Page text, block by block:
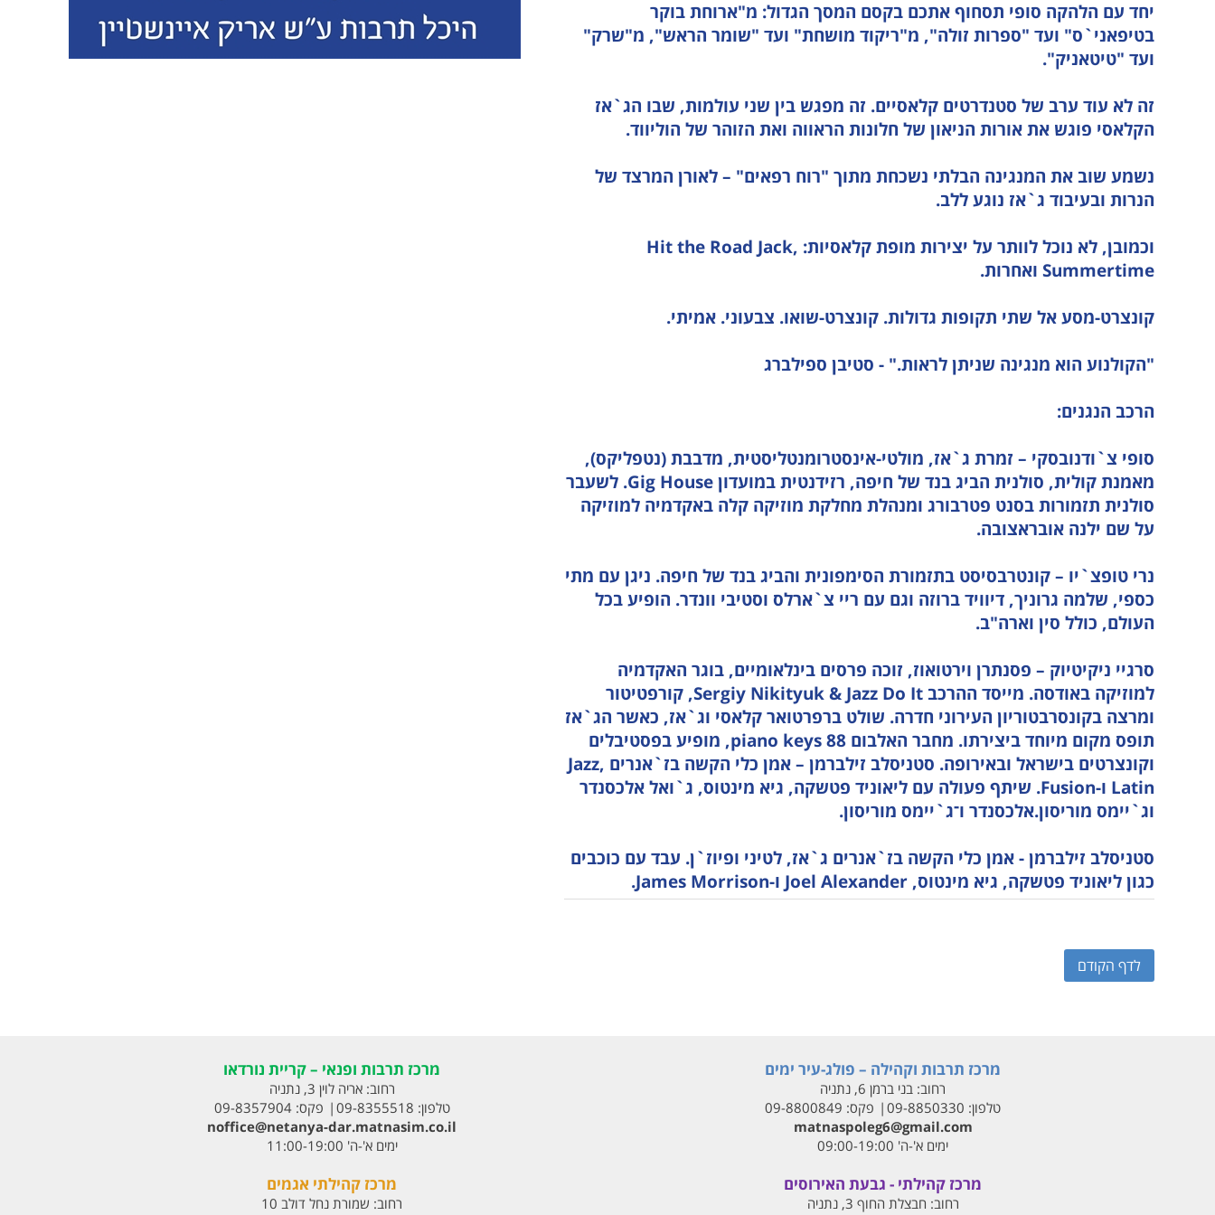
יחד עם הלהקה סופי תסחוף אתכם בקסם המסך הגדול: מ"ארוחת בוקר
בטיפאני`ס" ועד "ספרות זולה", מ"ריקוד מושחת" ועד "שומר הראש", מ"שרק"
ועד "טיטאניק".
זה לא עוד ערב של סטנדרטים קלאסיים. זה מפגש בין שני עולמות, שבו הג`אז
הקלאסי פוגש את אורות הניאון של חלונות הראווה ואת הזוהר של הוליווד.
נשמע שוב את המנגינה הבלתי נשכחת מתוך "רוח רפאים" – לאורן המרצד של
הנרות ובעיבוד ג`אז נוגע ללב.
וכמובן, לא נוכל לוותר על יצירות מופת קלאסיות: Hit the Road Jack,
Summertime ואחרות.
קונצרט-מסע אל שתי תקופות גדולות. קונצרט-שואו. צבעוני. אמיתי.
"הקולנוע הוא מנגינה שניתן לראות." - סטיבן ספילברג
הרכב הנגנים:
סופי צ`ודנובסקי – זמרת ג`אז, מולטי-אינסטרומנטליסטית, מדבבת (נטפליקס),
מאמנת קולית, סולנית הביג בנד של חיפה, רזידנטית במועדון Gig House. לשעבר
סולנית תזמורות בסנט פטרבורג ומנהלת מחלקת מוזיקה קלה באקדמיה למוזיקה
על שם ילנה אובראצובה.
נרי טופצ`יו – קונטרבסיסט בתזמורת הסימפונית והביג בנד של חיפה. ניגן עם מתי
כספי, שלמה גרוניך, דיוויד ברוזה וגם עם ריי צ`ארלס וסטיבי וונדר. הופיע בכל
העולם, כולל סין וארה"ב.
סרגיי ניקיטיוק – פסנתרן וירטואוז, זוכה פרסים בינלאומיים, בוגר האקדמיה
למוזיקה באודסה. מייסד ההרכב Sergiy Nikityuk & Jazz Do It, קורפטיטור
ומרצה בקונסרבטוריון העירוני חדרה. שולט ברפרטואר קלאסי וג`אז, כאשר הג`אז
תופס מקום מיוחד ביצירתו. מחבר האלבום 88 piano keys, מופיע בפסטיבלים
וקונצרטים בישראל ובאירופה. סטניסלב זילברמן – אמן כלי הקשה בז`אנרים Jazz,
Latin ו-Fusion. שיתף פעולה עם ליאוניד פטשקה, גיא מינטוס, ג`ואל אלכסנדר
וג`יימס מוריסון.אלכסנדר ו־ג`יימס מוריסון.
סטניסלב זילברמן - אמן כלי הקשה בז`אנרים ג`אז, לטיני ופיוז`ן. עבד עם כוכבים
כגון ליאוניד פטשקה, גיא מינטוס, Joel Alexander ו-James Morrison.
לדף הקודם
מרכז תרבות וקהילה – פולג-עיר ימים
רחוב: בני ברמן 6, נתניה
טלפון: 09-8850330 פקס: 09-8800849
matnaspoleg6@gmail.com
ימים א'-ה' 09:00-19:00
מרכז תרבות ופנאי – קריית נורדאו
רחוב:אריה לוין 3, נתניה
טלפון: 09-8355518 פקס:09-8357904
noffice@netanya-dar.matnasim.co.il
ימים א'-ה' 11:00-19:00
מרכז קהילתי - גבעת האירוסים
רחוב: חבצלת החוף 3, נתניה
מרכז קהילתי אגמים
רחוב: שמורת נחל דולב 10